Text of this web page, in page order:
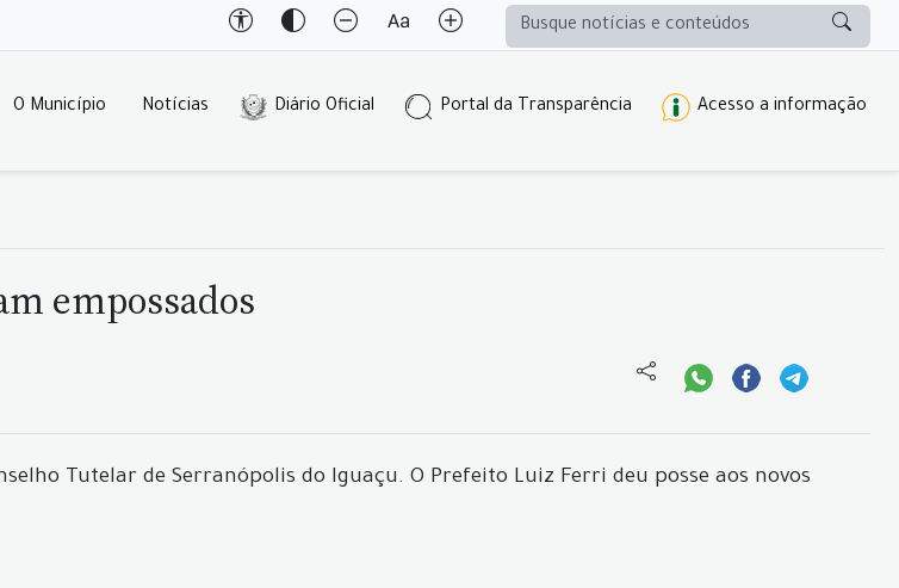
O Município Notícias Diário Oficial Portal da Transparência Acesso a informação
empossados
Tutelar de Serranópolis do Iguaçu. O Prefeito Luiz Ferri deu posse aos novos